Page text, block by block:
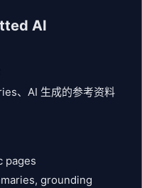
AI
、AI 生成的参考资料
pages
grounding